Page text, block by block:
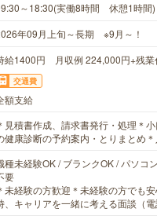
～18:30(実働8時間 休憩1時間)
年09月上旬～長期 ※9月～！
給1400円 月収例 224,000円+残業
交通費
額支給
見積書作成、請求書発行・処理＊
健康診断の予約案内・とりまとめ
種未経験OK / ブランクOK / パソコ
要
未経験の方歓迎＊未経験の方でも
、キャリアを一緒に考える面談（